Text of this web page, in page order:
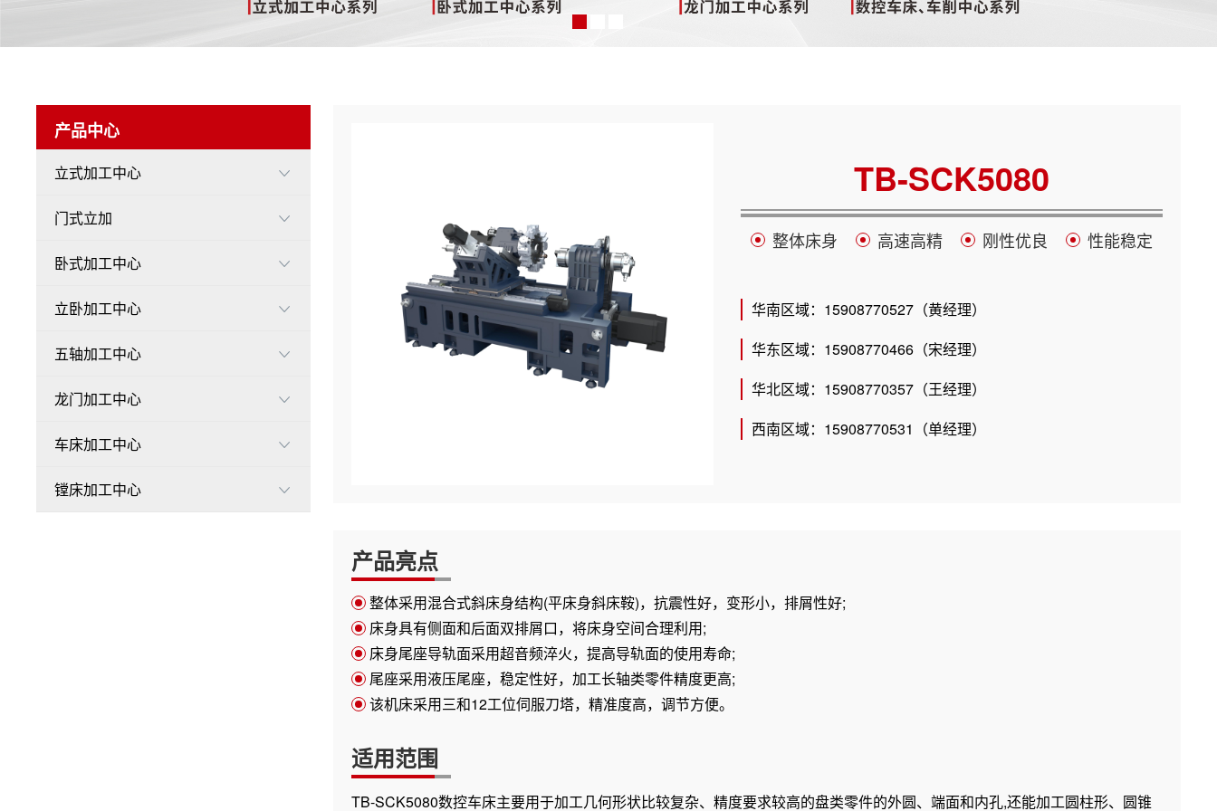
产品中心
立式加工中心 
门式立加 
卧式加工中心 
立卧加工中心 
五轴加工中心 
龙门加工中心 
车床加工中心 
镗床加工中心 
TB-SCK5080
整体床身 高速高精 刚性优良 性能稳定
华南区域：15908770527（黄经理）
华东区域：15908770466（宋经理）
华北区域：15908770357（王经理）
西南区域：15908770531（单经理）
产品亮点
整体采用混合式斜床身结构(平床身斜床鞍)，抗震性好，变形小，排屑性好;
床身具有侧面和后面双排屑口，将床身空间合理利用;
床身尾座导轨面采用超音频淬火，提高导轨面的使用寿命;
尾座采用液压尾座，稳定性好，加工长轴类零件精度更高;
该机床采用三和12工位伺服刀塔，精准度高，调节方便。
适用范围
TB-SCK5080数控车床主要用于加工几何形状比较复杂、精度要求较高的盘类零件的外圆、端面和内孔,还能加工圆柱形、圆锥